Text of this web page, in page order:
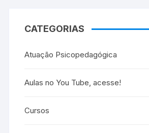
CATEGORIAS
Atuação Psicopedagógica
Aulas no You Tube, acesse!
Cursos